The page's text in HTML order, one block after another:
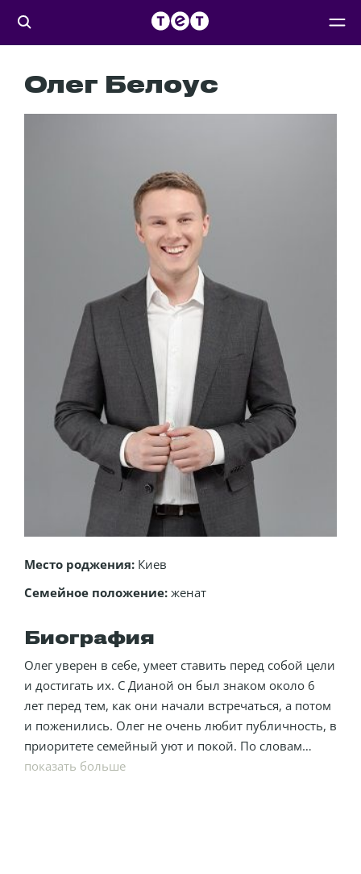
Олег Белоус
Место роджения: Киев
Семейное положение: женат
Биография
Олег уверен в себе, умеет ставить перед собой цели
и достигать их. С Дианой он был знаком около 6
лет перед тем, как они начали встречаться, а потом
и поженились. Олег не очень любит публичность, в
приоритете семейный уют и покой. По словам
Дианы, в паре муж уравновешивает ее активную
показать больше